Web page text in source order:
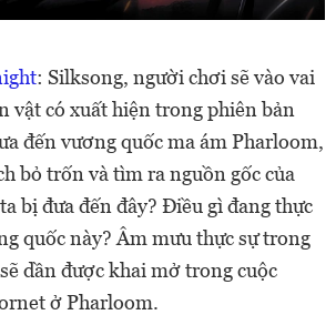
: Silksong, người chơi sẽ vào vai
vật có xuất hiện trong phiên bản
đến vương quốc ma ám Pharloom,
bỏ trốn và tìm ra nguồn gốc của
bị đưa đến đây? Điều gì đang thực
quốc này? Âm mưu thực sự trong
dần được khai mở trong cuộc
ở Pharloom.